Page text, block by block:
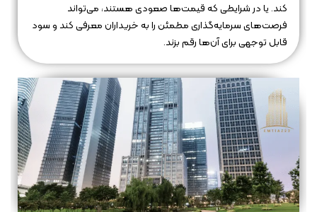
کند. یا در شرایطی که قیمت‌ها صعودی هستند، می‌تواند
فرصت‌های سرمایه‌گذاری مطمئن را به خریداران معرفی کند و سود
قابل توجهی برای آن‌ها رقم بزند.